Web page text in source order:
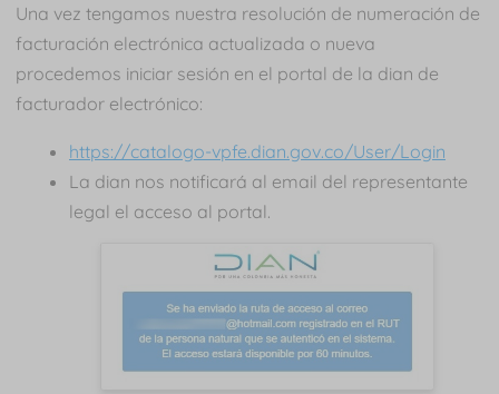
Una vez tengamos nuestra resolución de numeración de
facturación electrónica actualizada o nueva
procedemos iniciar sesión en el portal de la dian de
facturador electrónico:
https://catalogo-vpfe.dian.gov.co/User/Login
La dian nos notificará al email del representante
legal el acceso al portal.